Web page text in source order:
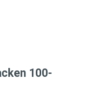
100-